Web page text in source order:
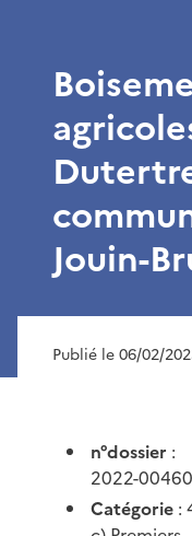
Jouin-
Publié le 06/02/
n°dossier :
2022-
Catégorie :